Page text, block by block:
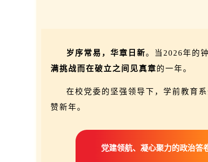
岁序常易，华章日新。当2026年的
满挑战而在破立之间见真章 的一年。
在校党委的坚强领导下，学前教育
赞新年。
党建领航、凝心聚力的政治答